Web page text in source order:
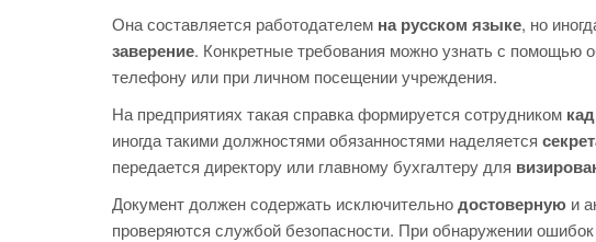
Она составляется работодателем на русском языке, но
заверение. Конкретные требования можно узнать с помощью
телефону или при личном посещении учреждения.
На предприятиях такая справка формируется сотрудником
иногда такими должностями обязанностями наделяется
передается директору или главному бухгалтеру для
Документ должен содержать исключительнодостоверную и
проверяются службой безопасности. При обнаружении